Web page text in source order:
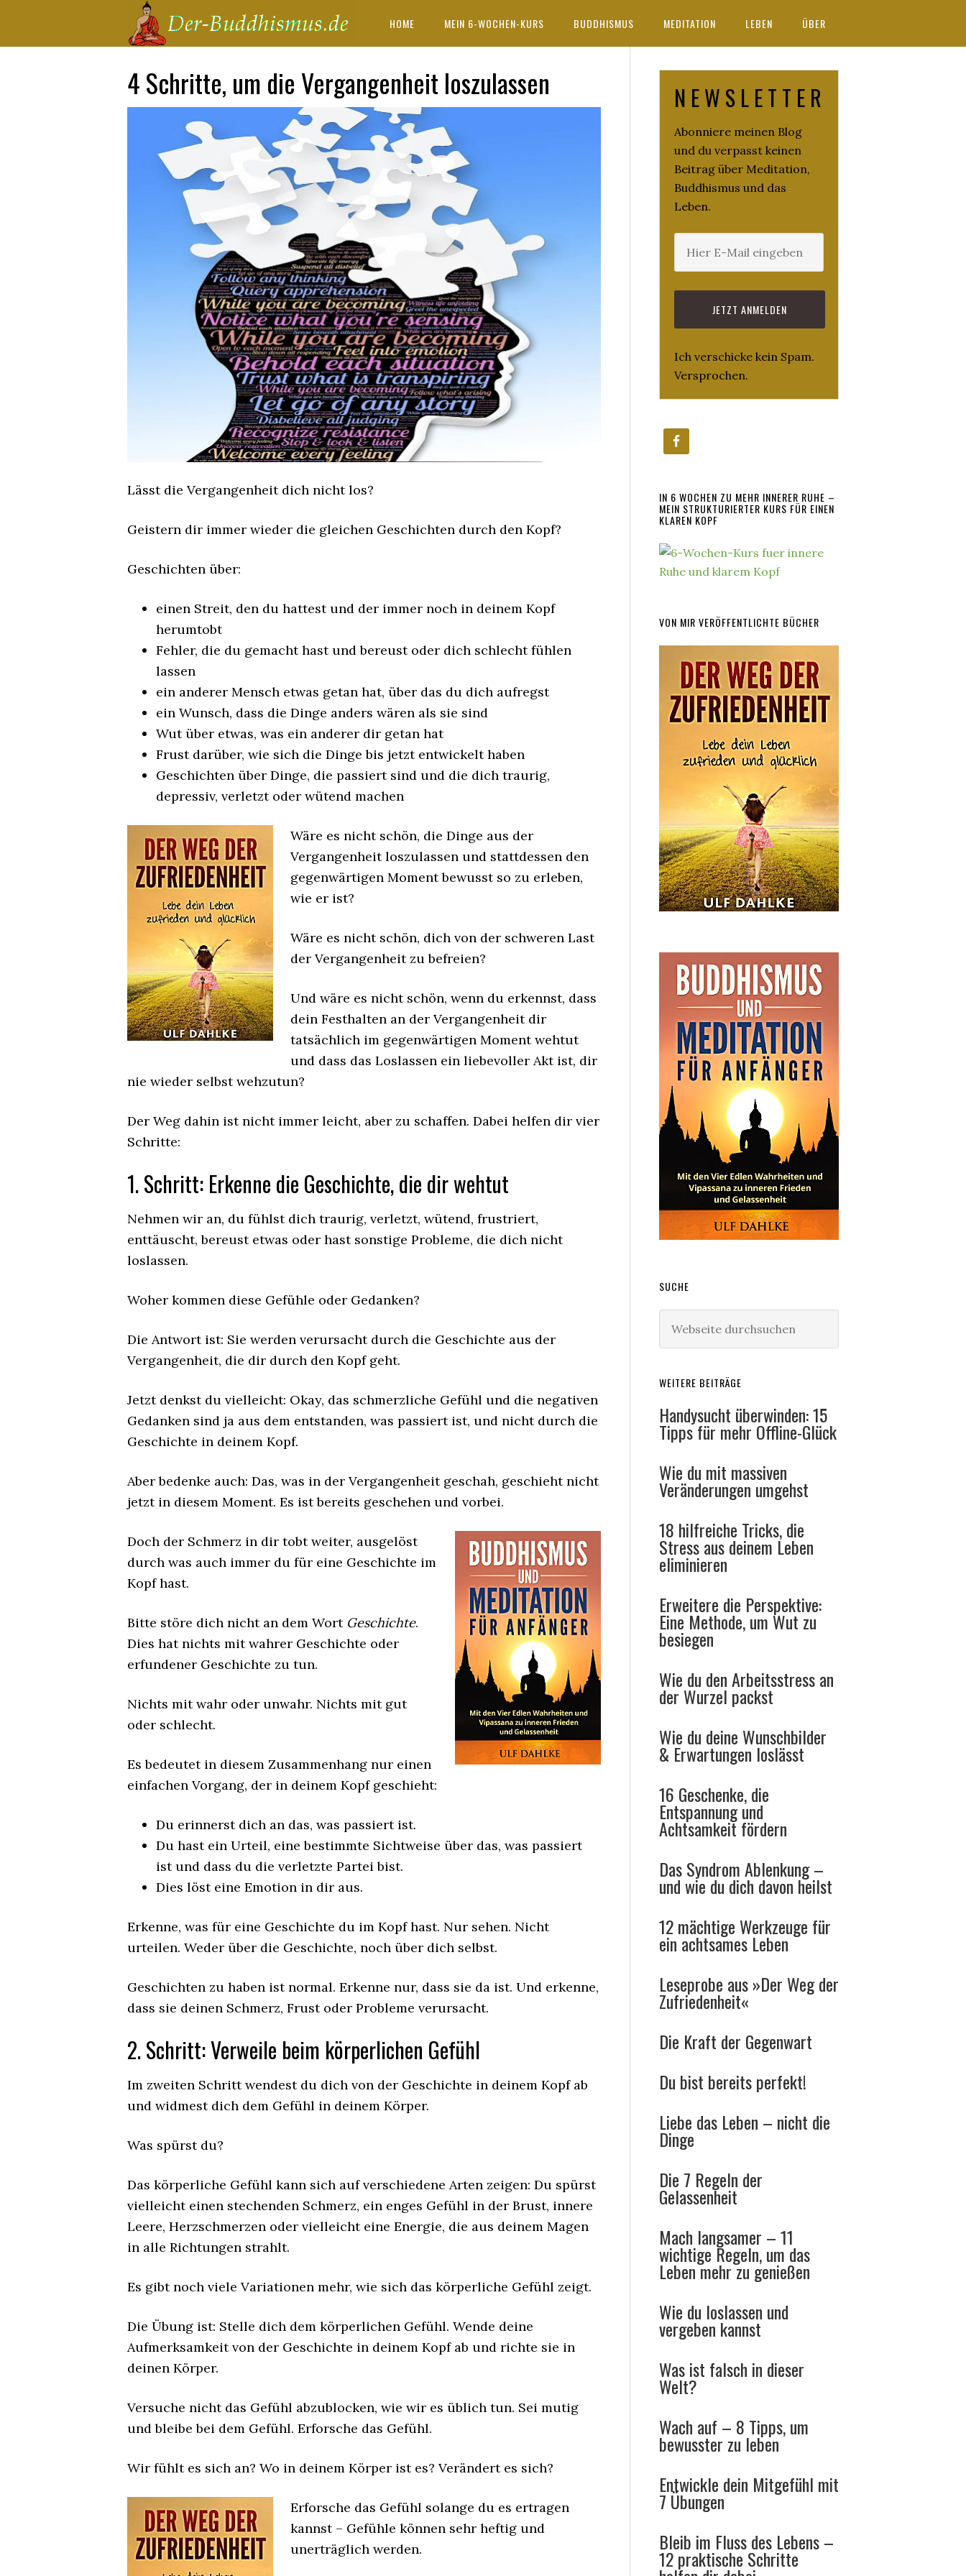
HOME MEIN 6-WOCHEN-KURS BUDDHISMUS MEDITATION LEBEN ÜBER
4 Schritte, um die Vergangenheit loszulassen
Lässt die Vergangenheit dich nicht los?
Geistern dir immer wieder die gleichen Geschichten durch den Kopf?
Geschichten über:
einen Streit, den du hattest und der immer noch in deinem Kopf
herumtobt
Fehler, die du gemacht hast und bereust oder dich schlecht fühlen
lassen
ein anderer Mensch etwas getan hat, über das du dich aufregst
ein Wunsch, dass die Dinge anders wären als sie sind
Wut über etwas, was ein anderer dir getan hat
Frust darüber, wie sich die Dinge bis jetzt entwickelt haben
Geschichten über Dinge, die passiert sind und die dich traurig,
depressiv, verletzt oder wütend machen
Wäre es nicht schön, die Dinge aus der
Vergangenheit loszulassen und stattdessen den
gegenwärtigen Moment bewusst so zu erleben,
wie er ist?
Wäre es nicht schön, dich von der schweren Last
der Vergangenheit zu befreien?
Und wäre es nicht schön, wenn du erkennst, dass
dein Festhalten an der Vergangenheit dir
tatsächlich im gegenwärtigen Moment wehtut
und dass das Loslassen ein liebevoller Akt ist, dir
nie wieder selbst wehzutun?
Der Weg dahin ist nicht immer leicht, aber zu schaffen. Dabei helfen dir vier
Schritte:
1. Schritt: Erkenne die Geschichte, die dir wehtut
Nehmen wir an, du fühlst dich traurig, verletzt, wütend, frustriert,
enttäuscht, bereust etwas oder hast sonstige Probleme, die dich nicht
loslassen.
Woher kommen diese Gefühle oder Gedanken?
Die Antwort ist: Sie werden verursacht durch die Geschichte aus der
Vergangenheit, die dir durch den Kopf geht.
Jetzt denkst du vielleicht: Okay, das schmerzliche Gefühl und die negativen
Gedanken sind ja aus dem entstanden, was passiert ist, und nicht durch die
Geschichte in deinem Kopf.
Aber bedenke auch: Das, was in der Vergangenheit geschah, geschieht nicht
jetzt in diesem Moment. Es ist bereits geschehen und vorbei.
Doch der Schmerz in dir tobt weiter, ausgelöst
durch was auch immer du für eine Geschichte im
Kopf hast.
Bitte störe dich nicht an dem Wort Geschichte.
Dies hat nichts mit wahrer Geschichte oder
erfundener Geschichte zu tun.
Nichts mit wahr oder unwahr. Nichts mit gut
oder schlecht.
Es bedeutet in diesem Zusammenhang nur einen
einfachen Vorgang, der in deinem Kopf geschieht:
Du erinnerst dich an das, was passiert ist.
Du hast ein Urteil, eine bestimmte Sichtweise über das, was passiert
ist und dass du die verletzte Partei bist.
Dies löst eine Emotion in dir aus.
Erkenne, was für eine Geschichte du im Kopf hast. Nur sehen. Nicht
urteilen. Weder über die Geschichte, noch über dich selbst.
Geschichten zu haben ist normal. Erkenne nur, dass sie da ist. Und erkenne,
dass sie deinen Schmerz, Frust oder Probleme verursacht.
2. Schritt: Verweile beim körperlichen Gefühl
Im zweiten Schritt wendest du dich von der Geschichte in deinem Kopf ab
und widmest dich dem Gefühl in deinem Körper.
Was spürst du?
Das körperliche Gefühl kann sich auf verschiedene Arten zeigen: Du spürst
vielleicht einen stechenden Schmerz, ein enges Gefühl in der Brust, innere
Leere, Herzschmerzen oder vielleicht eine Energie, die aus deinem Magen
in alle Richtungen strahlt.
Es gibt noch viele Variationen mehr, wie sich das körperliche Gefühl zeigt.
Die Übung ist: Stelle dich dem körperlichen Gefühl. Wende deine
Aufmerksamkeit von der Geschichte in deinem Kopf ab und richte sie in
deinen Körper.
Versuche nicht das Gefühl abzublocken, wie wir es üblich tun. Sei mutig
und bleibe bei dem Gefühl. Erforsche das Gefühl.
Wir fühlt es sich an? Wo in deinem Körper ist es? Verändert es sich?
Erforsche das Gefühl solange du es ertragen
kannst – Gefühle können sehr heftig und
unerträglich werden.
N E W S L E T T E R
Abonniere meinen Blog
und du verpasst keinen
Beitrag über Meditation,
Buddhismus und das
Leben.
Ich verschicke kein Spam.
Versprochen.
IN 6 WOCHEN ZU MEHR INNERER RUHE –
MEIN STRUKTURIERTER KURS FÜR EINEN
KLAREN KOPF
VON MIR VERÖFFENTLICHTE BÜCHER
SUCHE
WEITERE BEITRÄGE
Handysucht überwinden: 15
Tipps für mehr Offline-Glück
Wie du mit massiven
Veränderungen umgehst
18 hilfreiche Tricks, die
Stress aus deinem Leben
eliminieren
Erweitere die Perspektive:
Eine Methode, um Wut zu
besiegen
Wie du den Arbeitsstress an
der Wurzel packst
Wie du deine Wunschbilder
& Erwartungen loslässt
16 Geschenke, die
Entspannung und
Achtsamkeit fördern
Das Syndrom Ablenkung –
und wie du dich davon heilst
12 mächtige Werkzeuge für
ein achtsames Leben
Leseprobe aus »Der Weg der
Zufriedenheit«
Die Kraft der Gegenwart
Du bist bereits perfekt!
Liebe das Leben – nicht die
Dinge
Die 7 Regeln der
Gelassenheit
Mach langsamer – 11
wichtige Regeln, um das
Leben mehr zu genießen
Wie du loslassen und
vergeben kannst
Was ist falsch in dieser
Welt?
Wach auf – 8 Tipps, um
bewusster zu leben
Entwickle dein Mitgefühl mit
7 Übungen
Bleib im Fluss des Lebens –
12 praktische Schritte